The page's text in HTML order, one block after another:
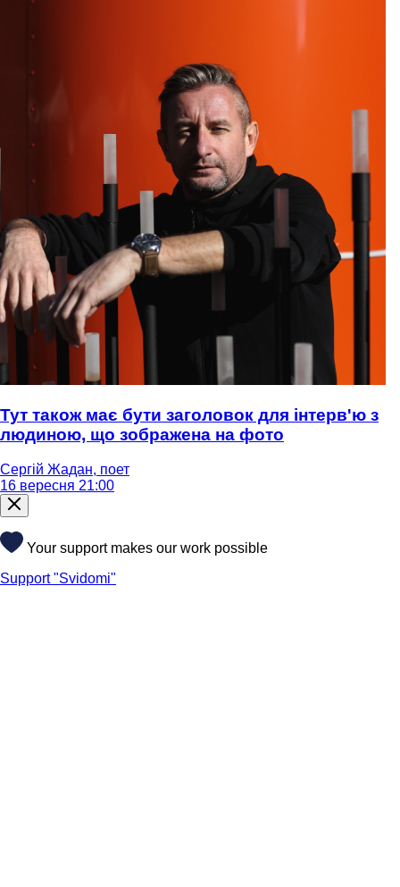
Тут також має бути заголовок для інтерв'ю з
людиною, що зображена на фото
Сергій Жадан, поет
16 вересня 21:00
Your support makes our work possible
Support "Svidomi"